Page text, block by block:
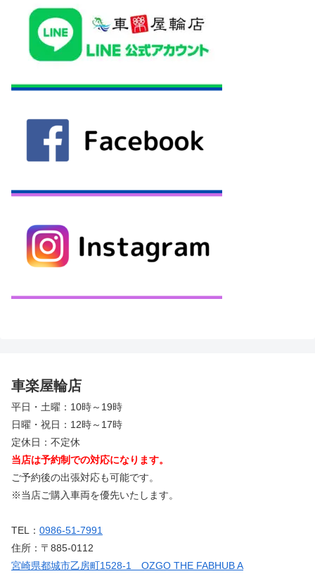
車楽屋輪店
平日・土曜：10時～19時
日曜・祝日：12時～17時
定休日：不定休
当店は予約制での対応になります。
ご予約後の出張対応も可能です。
※当店ご購入車両を優先いたします。
TEL： 0986-51-7991
住所：〒885-0112
宮崎県都城市乙房町1528-1 OZGO THE FABHUB A